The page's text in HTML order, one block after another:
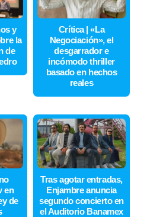
y
la
de
Crítica | «La
Negociación», el
desgarrador e
incómodo thriller
basado en hechos
reales
en
de
Tras agotar entradas,
Enjambre anuncia
segundo concierto en
el Auditorio Banamex